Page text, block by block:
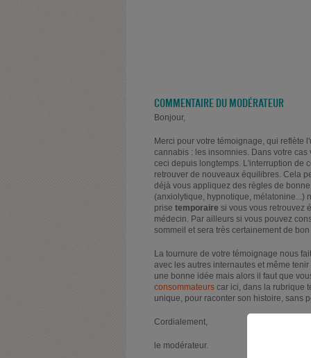
COMMENTAIRE DU MODÉRATEUR
Bonjour,
Merci pour votre témoignage, qui reflète
cannabis : les insomnies. Dans votre
ceci depuis longtemps. L'interruption de
retrouver de nouveaux équilibres. Cela
déjà vous appliquez des règles de
(anxiolytique, hypnotique, mélatonine...)
prise temporaire si vous vous retrouvez
médecin. Par ailleurs si vous pouvez
sommeil et sera très certainement de
La tournure de votre témoignage nous
avec les autres internautes et même
une bonne idée mais alors il faut que
consommateurs car ici, dans la rubrique
unique, pour raconter son histoire, sans
Cordialement,
le modérateur.